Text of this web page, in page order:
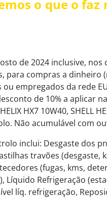
o que o faz
de 2024 inclusive,
para compras a dinheiro
empregados da rede
de 10% a aplicar
HX7 10W40, SHELL
Não acumulável com
inclui: Desgaste dos
travões (desgaste,
(fugas, kms,
Líquido Refrigeração
líq. refrigeração,